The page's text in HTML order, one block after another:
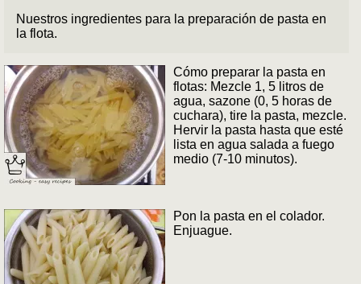
Nuestros ingredientes para la preparación de pasta en
la flota.
Cómo preparar la pasta en
flotas: Mezcle 1, 5 litros de
agua, sazone (0, 5 horas de
cuchara), tire la pasta, mezcle.
Hervir la pasta hasta que esté
lista en agua salada a fuego
medio (7-10 minutos).
Pon la pasta en el colador.
Enjuague.